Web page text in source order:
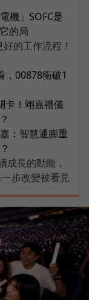
機」SOFC是
的局
的工作流程！
，00878衝破1
卡！翊嘉禮儀
：智慧通膨重
成長的動能，
步改變被看見